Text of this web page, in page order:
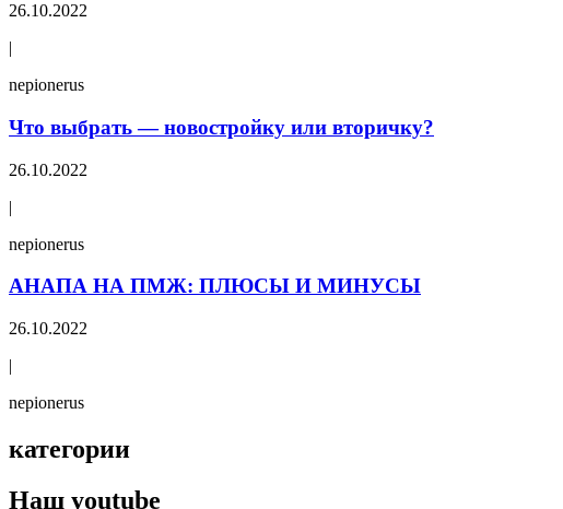
26.10.2022
|
nepionerus
Что выбрать — новостройку или вторичку?
26.10.2022
|
nepionerus
АНАПА НА ПМЖ: ПЛЮСЫ И МИНУСЫ
26.10.2022
|
nepionerus
категории
Наш youtube